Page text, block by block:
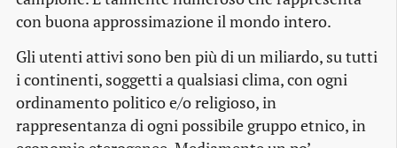
con buona approssimazione il mondo intero.
Gli utenti attivi sono ben più di un miliardo, su tutti
i continenti, soggetti a qualsiasi clima, con ogni
ordinamento politico e/o religioso, in
rappresentanza di ogni possibile gruppo etnico, in